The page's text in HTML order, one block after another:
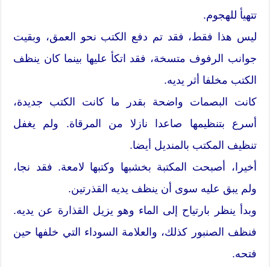
تتهيأ للهجوم.
ليس هذا فقط، فقد تم دفع الكتب نحو العمق، وبقيت
جوانب الرفوف متسخة، فقد اتكأ عليها بينما كان ينظف
الكتب مخلفا أثر يديه.
كانت البصمات واضحة بقدر ما كانت الكتب جديدة،
أسرع بتنظيمها صاعدا نازلا من المرقاة. ولم يغفل
تنظيف المكتب بالمنديل أيضا.
أخيرا، أصبحت المكتبة بخشبها وكتبها لامعة. فقد نجا،
ولم يبق عليه سوى أن ينظف يديه القذرتين.
وبدأ ينظر بارتياح إلى الماء وهو يزيل القذارة عن يديه.
فنظف الصنبور كذلك، والعلامة السوداء التي خلفها حين
فتحه.